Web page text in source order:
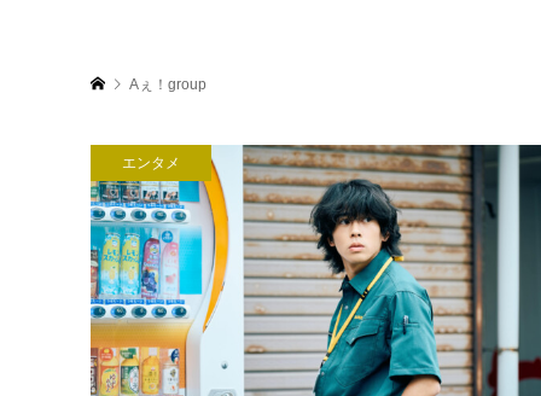
Aぇ！group
エンタメ